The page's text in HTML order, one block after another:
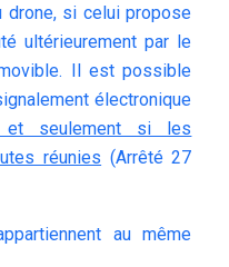
drone, si celui propose
ultérieurement par le
Il est possible
électronique
seulement si les
réunies (Arrêté 27
au même